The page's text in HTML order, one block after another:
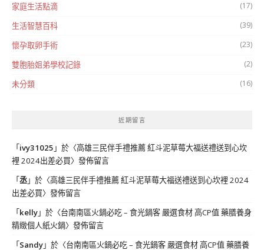
家庭生活點滴 (17)
生活智慧百科 (39)
懷孕取卵手術 (23)
雙胞胎姐弟學校記錄 (2)
未分類 (16)
近期留言
「 ivy31025 」於〈高雄三民伴手禮推薦 紅斗泥草莓大福送禮送到心坎
裡 2024出差必買〉發佈留言
「丞」於〈高雄三民伴手禮推薦 紅斗泥草莓大福送禮送到心坎裡 2024
出差必買〉發佈留言
「 kelly」於〈台南南區火鍋必吃 – 食光鍋客 嚴選食材 高CP值 藥膳養身
精緻個人紙火鍋〉發佈留言
「 Sandy」於〈台南南區火鍋必吃 – 食光鍋客 嚴選食材 高CP值 藥膳養